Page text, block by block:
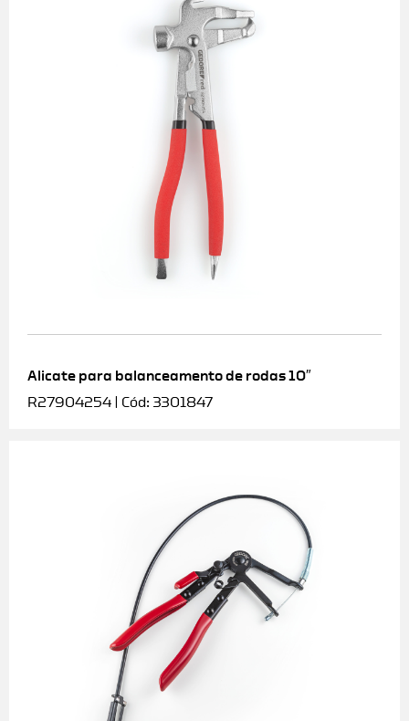
Alicate para balanceamento de rodas 10″
R27904254 | Cód: 3301847